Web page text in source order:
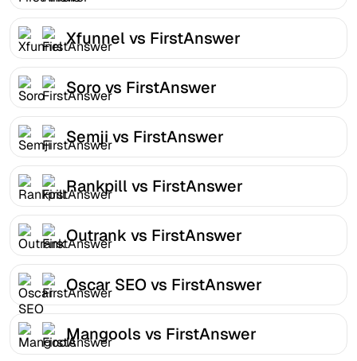
Xfunnel vs FirstAnswer
Soro vs FirstAnswer
Semji vs FirstAnswer
Rankpill vs FirstAnswer
Outrank vs FirstAnswer
Oscar SEO vs FirstAnswer
Mangools vs FirstAnswer